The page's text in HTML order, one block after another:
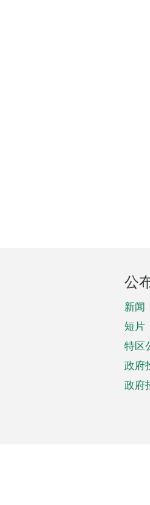
公
新闻
短片
特区
政府
政府